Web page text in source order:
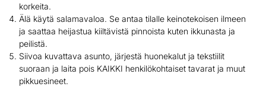
korkeita.
Älä käytä salamavaloa. Se antaa tilalle keinotekoisen ilmeen
ja saattaa heijastua kiiltävistä pinnoista kuten ikkunasta ja
peilistä.
Siivoa kuvattava asunto, järjestä huonekalut ja tekstiilit
suoraan ja laita pois KAIKKI henkilökohtaiset tavarat ja muut
pikkuesineet.